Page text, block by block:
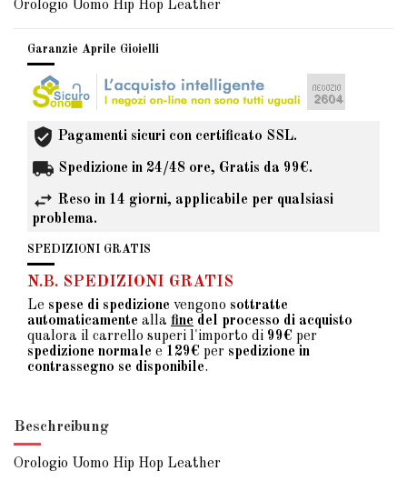
Orologio Uomo Hip Hop Leather
Garanzie Aprile Gioielli
Pagamenti sicuri con certificato SSL.
Spedizione in 24/48 ore, Gratis da 99€.
Reso in 14 giorni, applicabile per qualsiasi
problema.
SPEDIZIONI GRATIS
N.B. SPEDIZIONI GRATIS
Le spese di spedizione vengono sottratte
automaticamente alla fine del processo di acquisto
qualora il carrello superi l'importo di 99€ per
spedizione normale e 129€ per spedizione in
contrassegno se disponibile.
Beschreibung
Orologio Uomo Hip Hop Leather